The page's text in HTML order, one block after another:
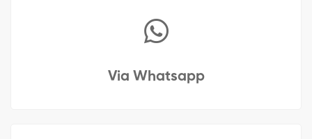
Via Whatsapp